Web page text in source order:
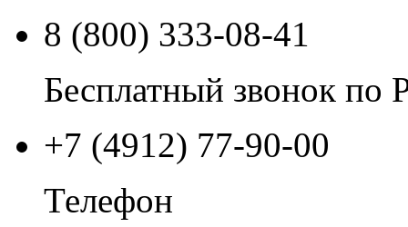
8 (800) 333-08-41
Бесплатный звонок по
+7 (4912) 77-90-00
Телефон